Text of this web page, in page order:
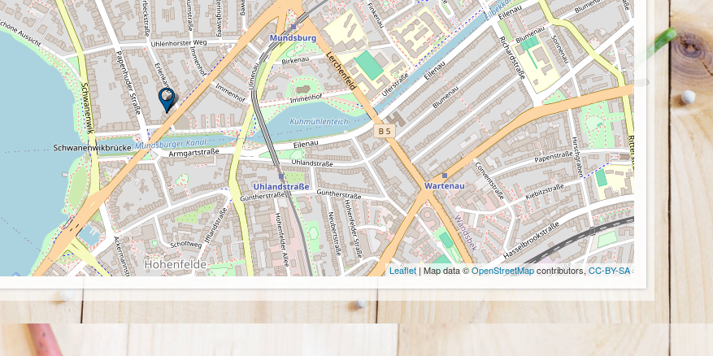
Leaflet | Map data ©OpenStreetMapcontributors, CC-BY-SA